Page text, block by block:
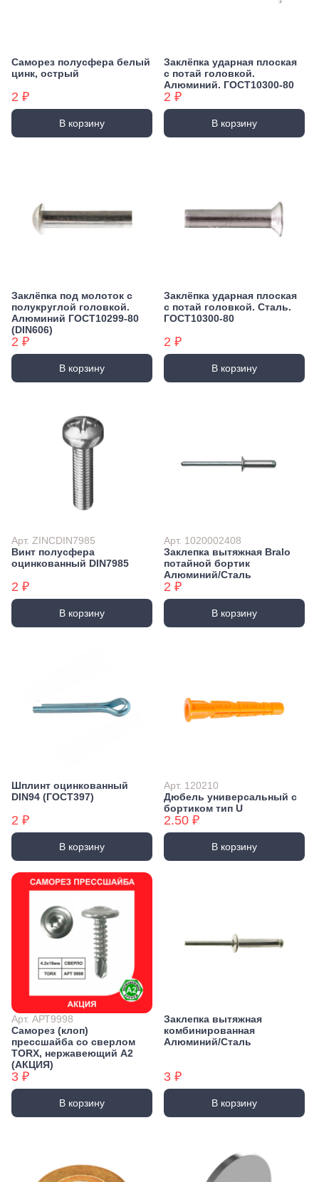
Саморез полусфера белый
цинк, острый
2 ₽
В корзину
Заклёпка ударная плоская
с потай головкой.
Алюминий. ГОСТ10300-80
2 ₽
В корзину
Заклёпка под молоток с
полукруглой головкой.
Алюминий ГОСТ10299-80
(DIN606)
2 ₽
В корзину
Заклёпка ударная плоская
с потай головкой. Сталь.
ГОСТ10300-80
2 ₽
В корзину
Арт. ZINCDIN7985
Винт полусфера
оцинкованный DIN7985
2 ₽
В корзину
Арт. 1020002408
Заклепка вытяжная Bralo
потайной бортик
Алюминий/Сталь
2 ₽
В корзину
Шплинт оцинкованный
DIN94 (ГОСТ397)
2 ₽
В корзину
Арт. 120210
Дюбель универсальный с
бортиком тип U
2.50 ₽
В корзину
Арт. АРТ9998
Саморез (клоп)
прессшайба со сверлом
TORX, нержавеющий А2
(АКЦИЯ)
3 ₽
В корзину
Заклепка вытяжная
комбинированная
Алюминий/Сталь
3 ₽
В корзину